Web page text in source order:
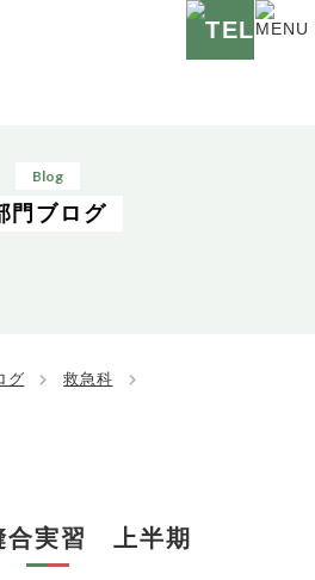
Blog
門ブログ
グ
救急科
合実習 上半期